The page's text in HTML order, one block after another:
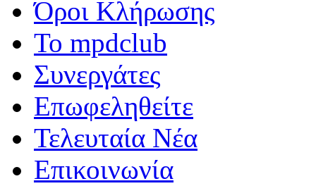
Όροι Κλήρωσης
To mpdclub
Συνεργάτες
Επωφεληθείτε
Τελευταία Νέα
Επικοινωνία